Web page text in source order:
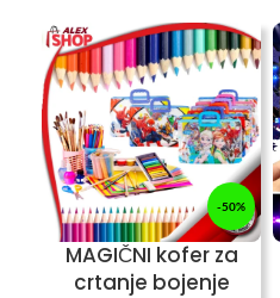
-50%
MAGIČNI kofer za
crtanje bojenje